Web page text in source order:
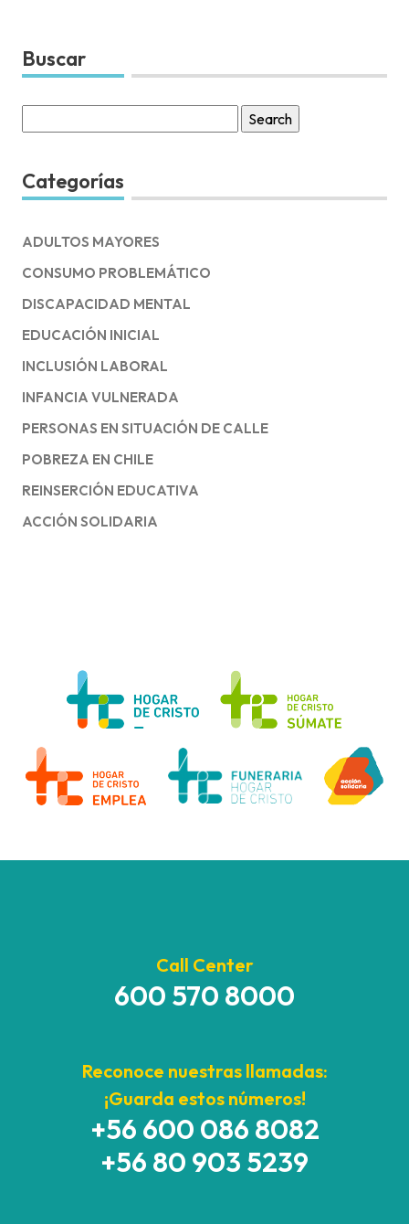
Buscar
for:
Categorías
ADULTOS MAYORES
CONSUMO PROBLEMÁTICO
DISCAPACIDAD MENTAL
EDUCACIÓN INICIAL
INCLUSIÓN LABORAL
INFANCIA VULNERADA
PERSONAS EN SITUACIÓN DE CALLE
POBREZA EN CHILE
REINSERCIÓN EDUCATIVA
ACCIÓN SOLIDARIA
Call Center
600 570 8000
Reconoce nuestras llamadas:
¡Guarda estos números!
+56 600 086 8082
+56 80 903 5239